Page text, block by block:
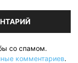
со спамом.
комментариев.